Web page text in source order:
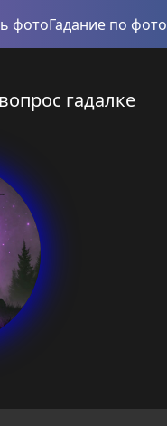
фотоГадание по фото
гадалке